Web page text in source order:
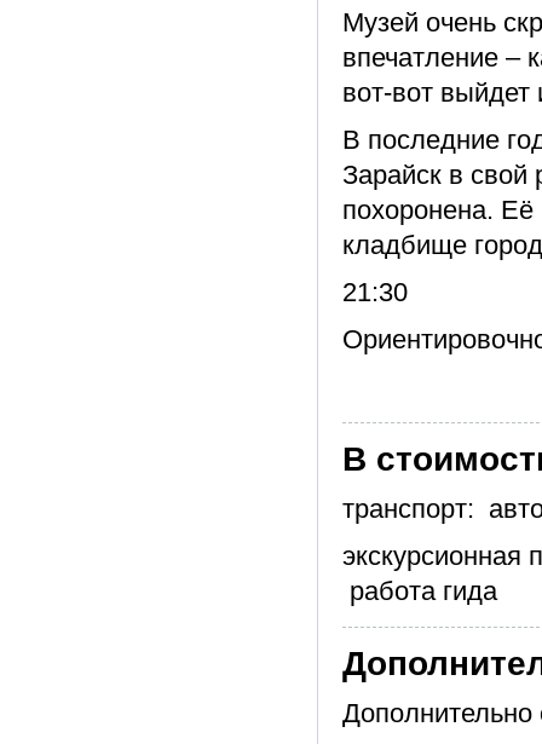
Музей очень
впечатление –
вот-вот выйдет
В последние
Зарайск в
похоронена. Её
кладбище
21:30
В
транспорт:
работа гида
Дополнительно